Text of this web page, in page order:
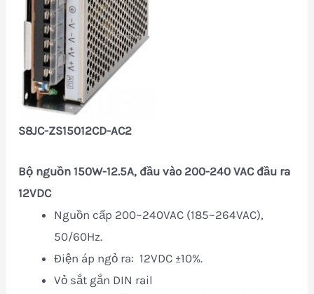
S8JC-ZS15012CD-AC2
Bộ nguồn 150W-12.5A, đầu vào 200-240 VAC đầu ra
12VDC
Nguồn cấp 200~240VAC (185~264VAC),
50/60Hz.
Điện áp ngỏ ra: 12VDC ±10%.
Vỏ sắt gắn DIN rail